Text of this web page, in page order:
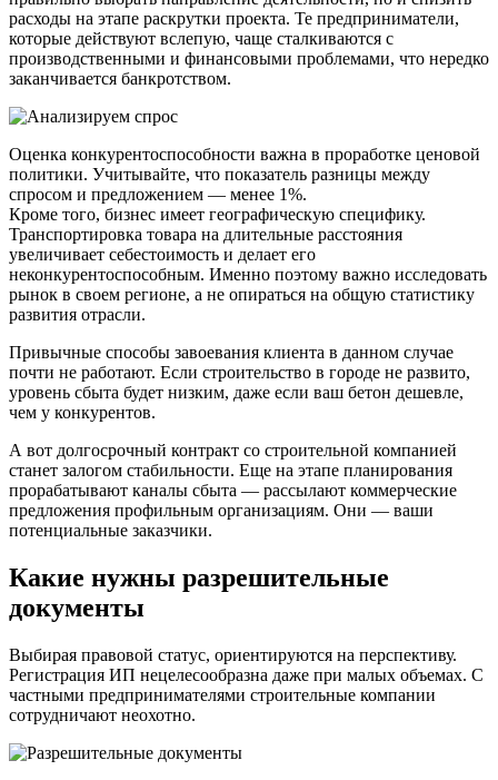
расходы на этапе раскрутки проекта. Те предприниматели,
которые действуют вслепую, чаще сталкиваются с
производственными и финансовыми проблемами, что нередко
заканчивается банкротством.
Оценка конкурентоспособности важна в проработке ценовой
политики. Учитывайте, что показатель разницы между
спросом и предложением — менее 1%.
Кроме того, бизнес имеет географическую специфику.
Транспортировка товара на длительные расстояния
увеличивает себестоимость и делает его
неконкурентоспособным. Именно поэтому важно исследовать
рынок в своем регионе, а не опираться на общую статистику
развития отрасли.
Привычные способы завоевания клиента в данном случае
почти не работают. Если строительство в городе не развито,
уровень сбыта будет низким, даже если ваш бетон дешевле,
чем у конкурентов.
А вот долгосрочный контракт со строительной компанией
станет залогом стабильности. Еще на этапе планирования
прорабатывают каналы сбыта — рассылают коммерческие
предложения профильным организациям. Они — ваши
потенциальные заказчики.
Какие нужны разрешительные
документы
Выбирая правовой статус, ориентируются на перспективу.
Регистрация ИП нецелесообразна даже при малых объемах. С
частными предпринимателями строительные компании
сотрудничают неохотно.